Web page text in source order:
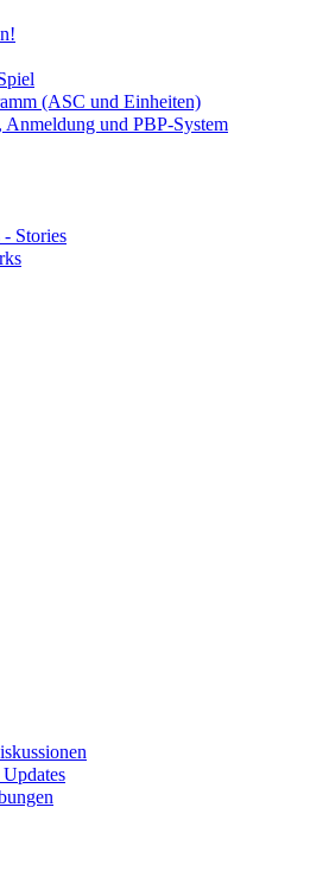
(ASC und Einheiten)
und PBP-System
Stories